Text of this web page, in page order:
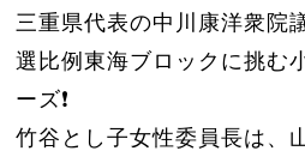
三重県代表の中川康洋衆院
選比例東海ブロックに挑む
ーズ❗️
竹谷とし子女性委員長は、